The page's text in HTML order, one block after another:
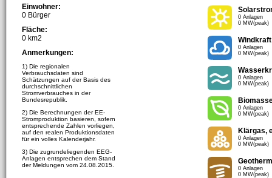
Einwohner:
0 Bürger
Fläche:
0 km2
Anmerkungen:
1) Die regionalen
Verbrauchsdaten sind
Schätzungen auf der Basis des
durchschnittlichen
Stromverbrauches in der
Bundesrepublik.
2) Die Berechnungen der EE-
Stromproduktion basieren, sofern
entsprechende Zahlen vorliegen,
auf den realen Produktionsdaten
für ein volles Kalenderjahr.
3) Die zugrundeliegenden EEG-
Anlagen entsprechen dem Stand
der Meldungen vom 24.08.2015.
0 Anlagen
0 MW(peak)
Windkraft
0 Anlagen
0 MW(peak)
0 Anlagen
0 MW(peak)
0 Anlagen
0 MW(peak)
Klärgas,
0 Anlagen
0 MW(peak)
0 Anlagen
0 MW(peak)